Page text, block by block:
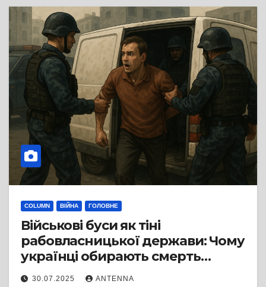
COLUMN ВІЙНА ГОЛОВНЕ
Військові буси як тіні
рабовласницької держави: Чому
українці обирають смерть
замість мобілізації
30.07.2025 ANTENNA